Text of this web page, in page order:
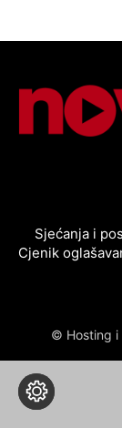
Sjećanja i
Cjenik
© Hosting i